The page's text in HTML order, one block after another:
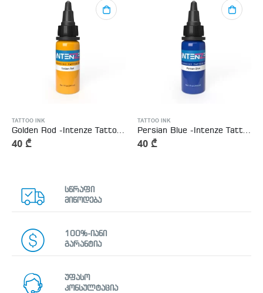
TATTOO INK
40 ₾
TATTOO INK
40 ₾
სწრაფი
მიწოდება
100%-იანი
გარანტია
უფასო
კონსულტაცია